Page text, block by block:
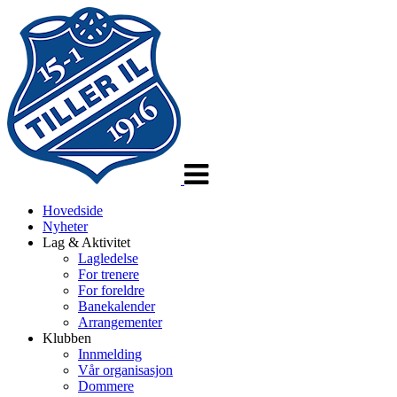
Hovedside
Nyheter
Lag & Aktivitet
Lagledelse
For trenere
For foreldre
Banekalender
Arrangementer
Klubben
Innmelding
Vår organisasjon
Dommere